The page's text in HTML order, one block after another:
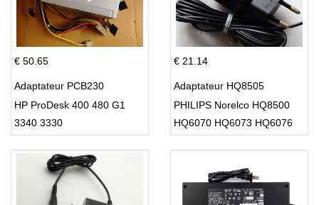
€ 50.65
Adaptateur PCB230
HP ProDesk 400 480 G1
3340 3330
€ 21.14
Adaptateur HQ8505
PHILIPS Norelco HQ8500
HQ6070 HQ6073 HQ6076